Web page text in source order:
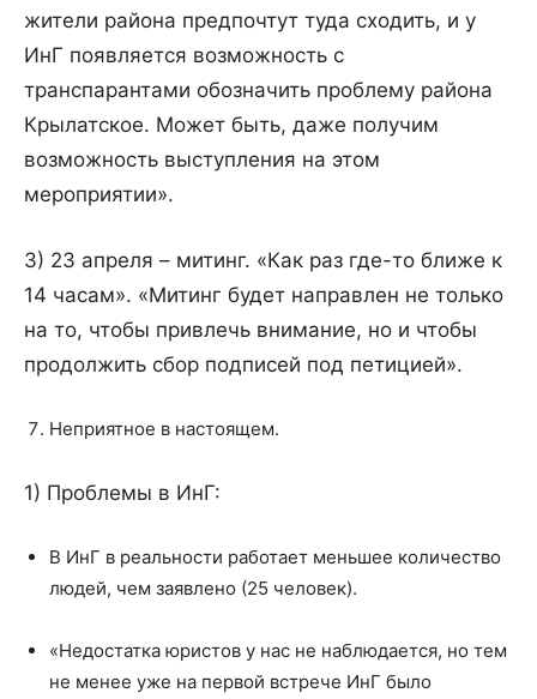
жители района предпочтут туда сходить, и у
ИнГ появляется возможность с
транспарантами обозначить проблему района
Крылатское. Может быть, даже получим
возможность выступления на этом
мероприятии».
3) 23 апреля – митинг. «Как раз где-то ближе к
14 часам». «Митинг будет направлен не только
на то, чтобы привлечь внимание, но и чтобы
продолжить сбор подписей под петицией».
Неприятное в настоящем.
1) Проблемы в ИнГ:
В ИнГ в реальности работает меньшее количество
людей, чем заявлено (25 человек).
«Недостатка юристов у нас не наблюдается, но тем
не менее уже на первой встрече ИнГ было